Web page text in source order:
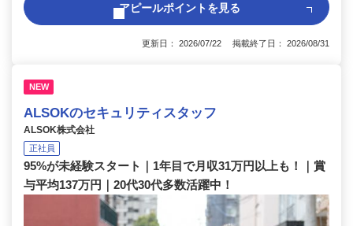
アピールポイントを見る
更新日： 2026/07/22 掲載終了日： 2026/08/31
NEW
ALSOKのセキュリティスタッフ
ALSOK株式会社
正社員
95%が未経験スタート｜1年目で月収31万円以上も！｜賞
与平均137万円｜20代30代多数活躍中！